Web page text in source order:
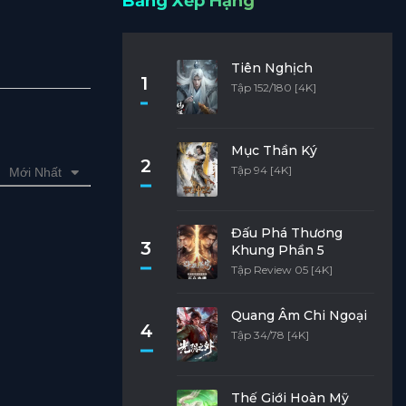
Mới Nhất
1
Tiên Nghịch
Tập 152/180 [4K]
2
Mục Thần Ký
Tập 94 [4K]
3
Đấu Phá Thương
Khung Phần 5
Tập Review 05 [4K]
4
Quang Âm Chi Ngoại
Tập 34/78 [4K]
Thế Giới Hoàn Mỹ